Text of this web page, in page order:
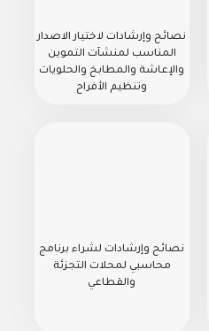
نصائح وإرشادات لاختيار الاصدار
المناسب لمنشآت التموين
والإعاشة والمطابخ والحلويات
وتنظيم الأفراح
نصائح وإرشادات لشراء برنامج
محاسبي لمحلات التجزئة
والقطاعي